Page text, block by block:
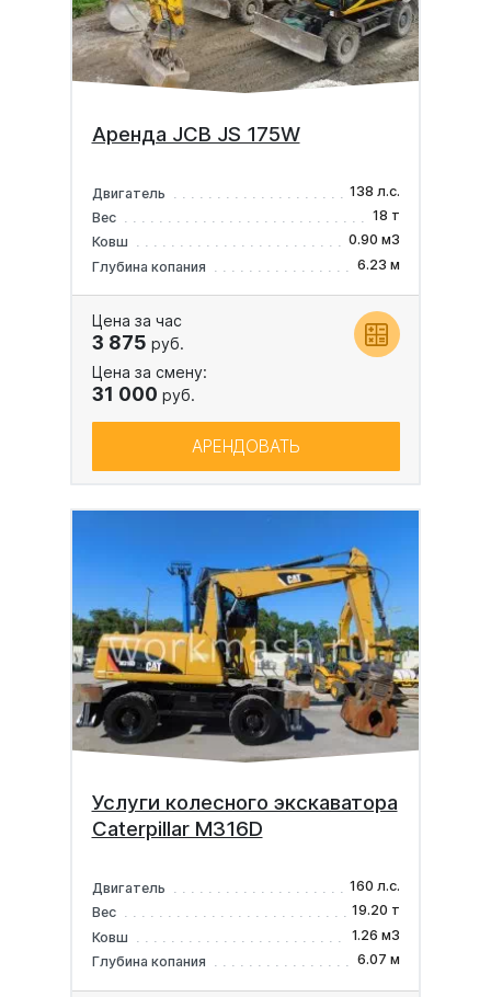
Аренда JCB JS 175W
Двигатель
138 л.с.
Вес
18 т
Ковш
0.90 м3
Глубина копания
6.23 м
Цена за час
3 875 руб.
Цена за смену:
31 000 руб.
АРЕНДОВАТЬ
Услуги колесного экскаватора
Caterpillar M316D
Двигатель
160 л.с.
Вес
19.20 т
Ковш
1.26 м3
Глубина копания
6.07 м